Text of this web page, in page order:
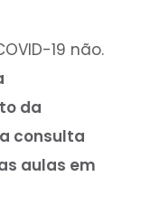
19 não.
da
consulta
aulas em